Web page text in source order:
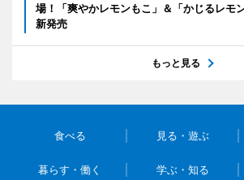
場！「爽やかレモンもこ」＆「かじるレモ
新発売
もっと見る
食べる 見る・遊ぶ
暮らす・働く 学ぶ・知る